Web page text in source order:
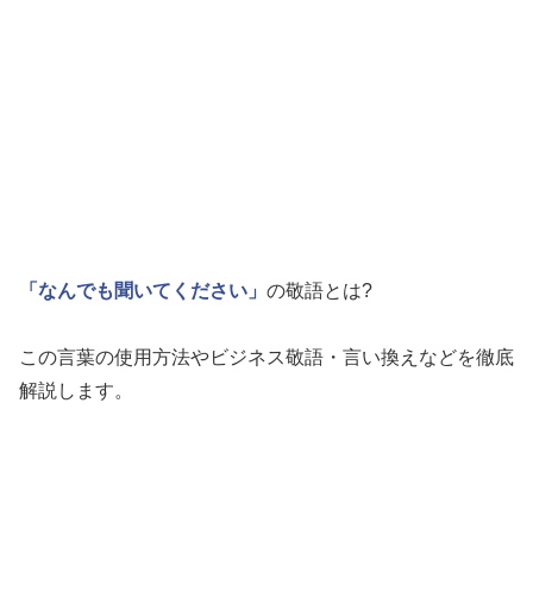
「なんでも聞いてください」 の敬語とは?
この言葉の使用方法やビジネス敬語・言い換えなどを徹底
解説します。